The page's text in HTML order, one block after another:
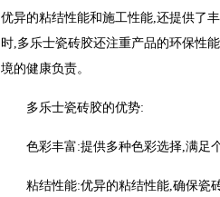
优异的粘结性能和施工性能,还提供了
时,多乐士瓷砖胶还注重产品的环保性
境的健康负责。
多乐士瓷砖胶的优势:
色彩丰富:提供多种色彩选择,满足
粘结性能:优异的粘结性能,确保瓷